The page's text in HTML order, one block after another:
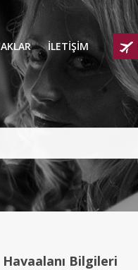
UÇAKLARI
UÇAKLAR
UÇAKLAR
İLETİŞİM
Havaalanı Bilgileri